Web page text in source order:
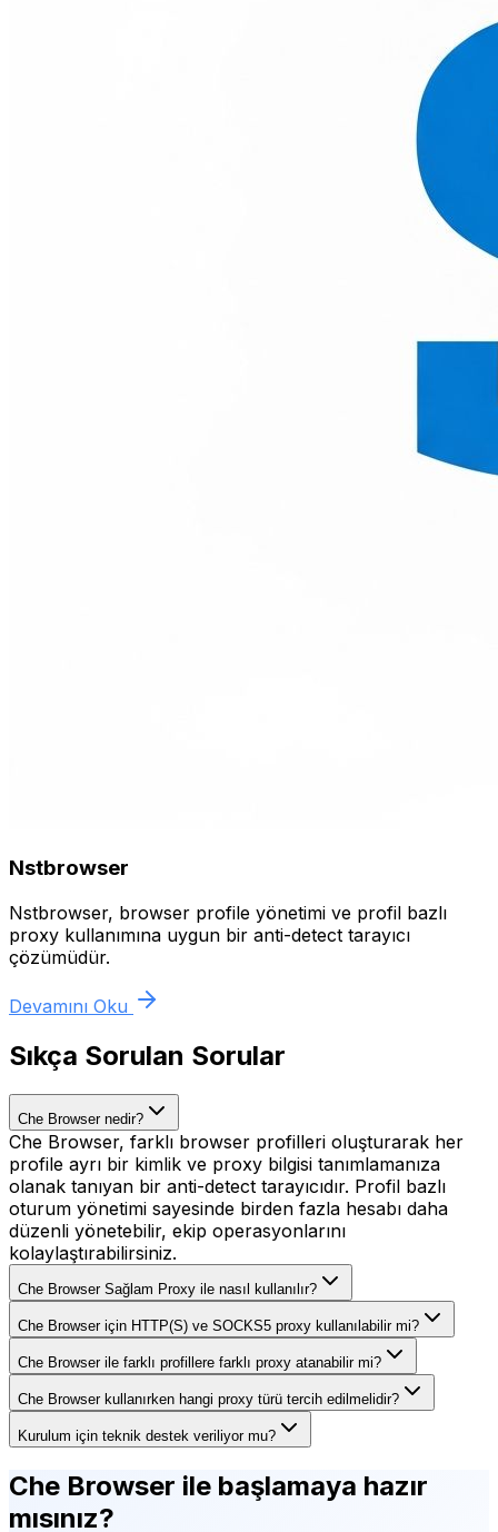
Nstbrowser
Nstbrowser, browser profile yönetimi ve profil bazlı
proxy kullanımına uygun bir anti-detect tarayıcı
çözümüdür.
Devamını Oku
Sıkça Sorulan Sorular
Che Browser nedir?
Che Browser, farklı browser profilleri oluşturarak her
profile ayrı bir kimlik ve proxy bilgisi tanımlamanıza
olanak tanıyan bir anti-detect tarayıcıdır. Profil bazlı
oturum yönetimi sayesinde birden fazla hesabı daha
düzenli yönetebilir, ekip operasyonlarını
kolaylaştırabilirsiniz.
Che Browser Sağlam Proxy ile nasıl kullanılır?
Che Browser için HTTP(S) ve SOCKS5 proxy kullanılabilir mi?
Che Browser ile farklı profillere farklı proxy atanabilir mi?
Che Browser kullanırken hangi proxy türü tercih edilmelidir?
Kurulum için teknik destek veriliyor mu?
Che Browser ile başlamaya hazır
mısınız?